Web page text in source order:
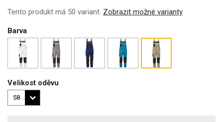
Tento produkt má 50 variant. Zobrazit možné varianty
Barva
Velikost oděvu